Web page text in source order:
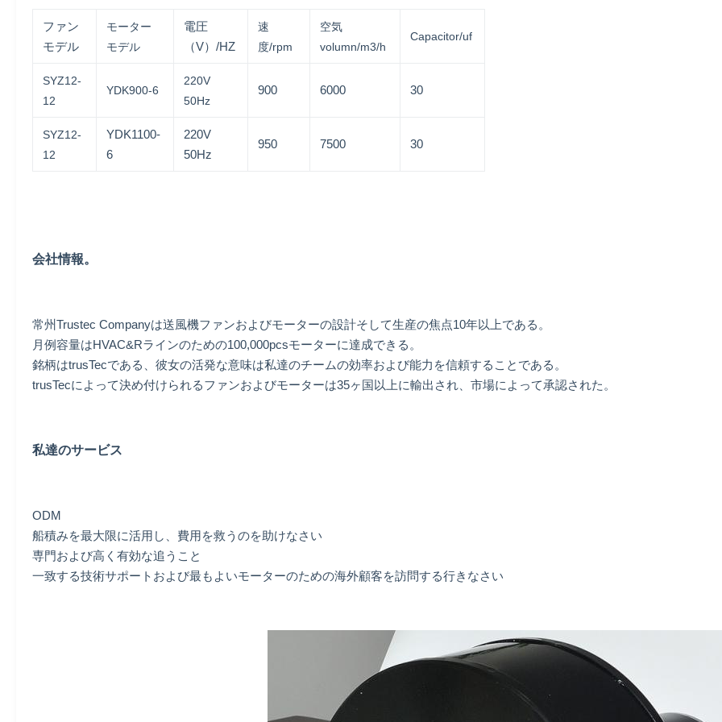
ファン
モデル
モーター
モデル
電圧
（V）/HZ
速
度/rpm
空気
volumn/m3/h
Capacitor/uf
SYZ12-
12
YDK900-6
220V
50Hz
900 6000 30
SYZ12-
12
YDK1100-
6
220V
50Hz
950 7500 30
会社情報。
常州Trustec Companyは送風機ファンおよびモーターの設計そして生産の焦点10年以上である。
月例容量はHVAC&Rラインのための100,000pcsモーターに達成できる。
銘柄はtrusTecである、彼女の活発な意味は私達のチームの効率および能力を信頼することである。
trusTecによって決め付けられるファンおよびモーターは35ヶ国以上に輸出され、市場によって承認された。
私達のサービス
ODM
船積みを最大限に活用し、費用を救うのを助けなさい
専門および高く有効な追うこと
一致する技術サポートおよび最もよいモーターのための海外顧客を訪問する行きなさい